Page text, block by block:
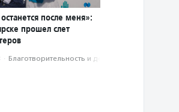
после меня»:
прошел слет
· Благотвори­тель­ность и доброволь­чест­во